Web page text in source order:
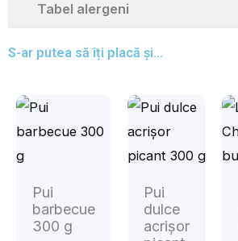
Tabel alergeni
S-ar putea să îți placă și...
Pui
barbecue
300 g
Pui
dulce
acrișor